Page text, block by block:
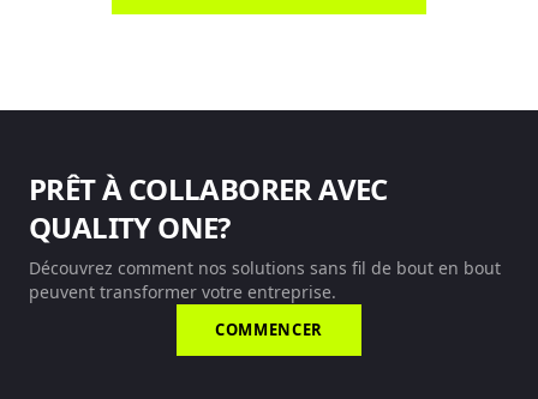
PRÊT À COLLABORER AVEC
QUALITY ONE?
Découvrez comment nos solutions sans fil de bout en bout
peuvent transformer votre entreprise.
COMMENCER